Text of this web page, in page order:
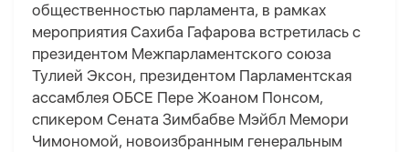
общественностью парламента, в рамках
мероприятия Сахиба Гафарова встретилась с
президентом Межпарламентского союза
Тулией Эксон, президентом Парламентская
ассамблея ОБСЕ Пере Жоаном Понсом,
спикером Сената Зимбабве Мэйбл Мемори
Чимономой, новоизбранным генеральным